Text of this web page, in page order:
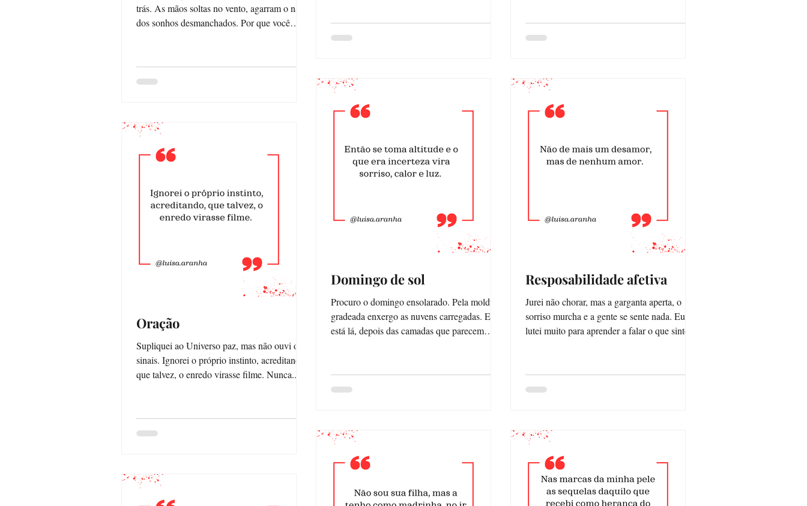
trás. As mãos soltas no vento, agarram o nada
dos sonhos desmanchados. Por que você
Oração
Supliquei ao Universo paz, mas não ouvi os
sinais. Ignorei o próprio instinto, acreditando,
que talvez, o enredo virasse filme. Nunca...
Domingo de sol
Procuro o domingo ensolarado. Pela moldura
gradeada enxergo as nuvens carregadas. Ele
está lá, depois das camadas que parecem
Resposabilidade afetiva
Jurei não chorar, mas a garganta aperta, o
sorriso murcha e a gente se sente nada. Eu
lutei muito para aprender a falar o que sinto,